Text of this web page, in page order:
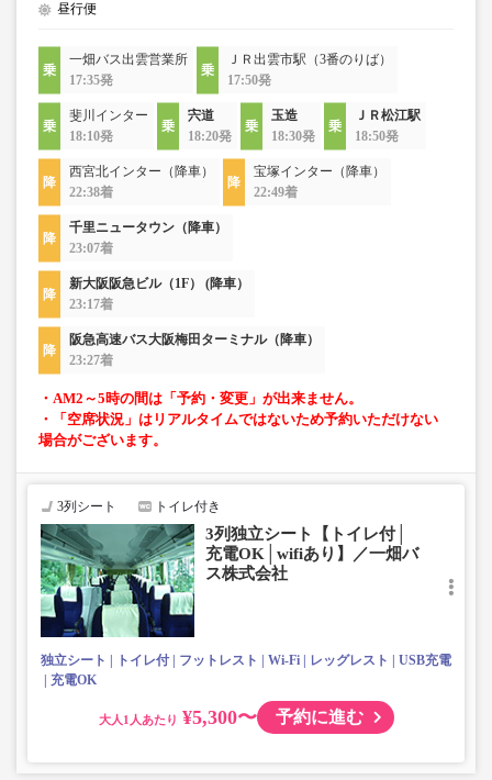
昼行便
一畑バス出雲営業所
17:35発
ＪＲ出雲市駅（3番のりば）
17:50発
斐川インター
18:10発
宍道
18:20発
玉造
18:30発
ＪＲ松江駅
18:50発
西宮北インター（降車）
22:38着
宝塚インター（降車）
22:49着
千里ニュータウン（降車）
23:07着
新大阪阪急ビル（1F） (降車）
23:17着
阪急高速バス大阪梅田ターミナル（降車）
23:27着
・AM2～5時の間は「予約・変更」が出来ません。
・「空席状況」はリアルタイムではないため予約いただけない
場合がございます。
3列シート トイレ付き
3列独立シート【トイレ付│
充電OK│wifiあり】／一畑バ
ス株式会社
独立シート トイレ付 フットレスト Wi-Fi レッグレスト
USB充電
充電OK
大人 ¥5,300〜 予約に進む